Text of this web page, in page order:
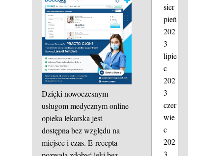
Dzięki nowoczesnym
usługom medycznym online
opieka lekarska jest
dostępna bez względu na
miejsce i czas. E-recepta
sier
pień
202
3
lipie
c
202
3
czer
wie
c
202
3